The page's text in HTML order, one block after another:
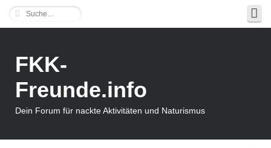
FKK-
Freunde.info
Dein Forum für nackte Aktivitäten und Naturismus